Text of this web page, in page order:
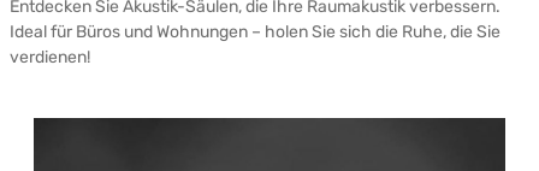
Entdecken Sie Akustik-Säulen, die Ihre Raumakustik verbessern.
Ideal für Büros und Wohnungen – holen Sie sich die Ruhe, die Sie
verdienen!